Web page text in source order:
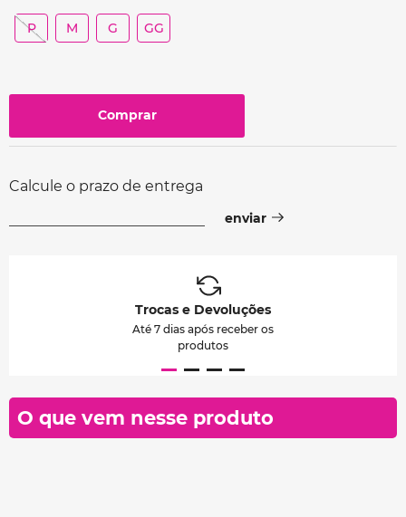
P M G GG
Comprar
Calcule o prazo de entrega
Trocas e Devoluções
Até 7 dias após receber os
produtos
O que vem nesse produto